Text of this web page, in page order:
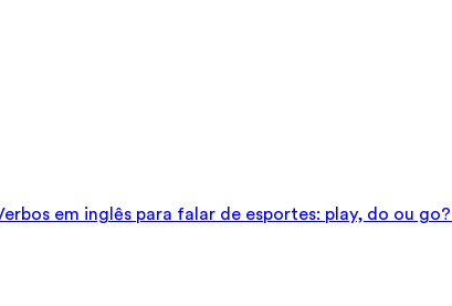
em inglês para falar de esportes: play, do ou go?